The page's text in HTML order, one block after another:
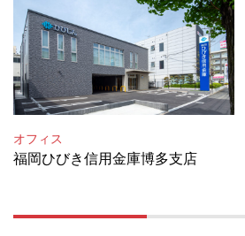
オフィス
福岡ひびき信用金庫博多支店